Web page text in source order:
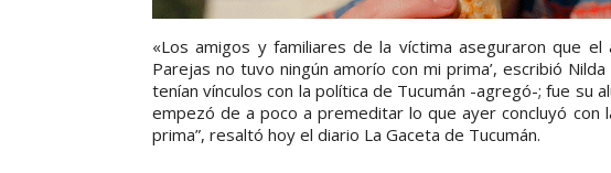
«Los amigos y familiares de la víctima aseguraron que el
Parejas no tuvo ningún amorío con mi prima’, escribió
tenían vínculos con la política de Tucumán -agregó-; fue su
empezó de a poco a premeditar lo que ayer concluyó
prima”, resaltó hoy el diario La Gaceta de Tucumán.